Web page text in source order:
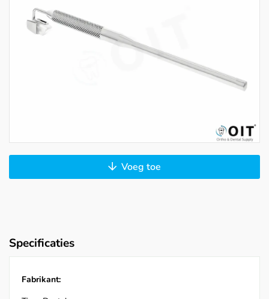
Voeg toe
Specificaties
Fabrikant: